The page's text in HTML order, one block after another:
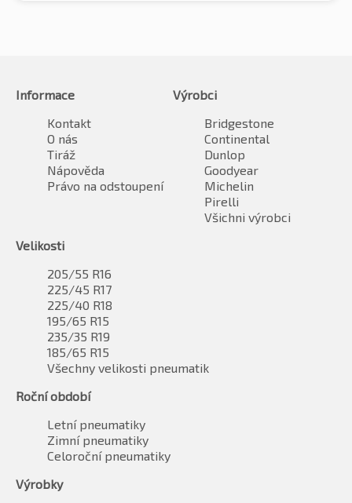
Informace
Kontakt
O nás
Tiráž
Nápověda
Právo na odstoupení
Výrobci
Bridgestone
Continental
Dunlop
Goodyear
Michelin
Pirelli
Všichni výrobci
Velikosti
205/55 R16
225/45 R17
225/40 R18
195/65 R15
235/35 R19
185/65 R15
Všechny velikosti pneumatik
Roční období
Letní pneumatiky
Zimní pneumatiky
Celoroční pneumatiky
Výrobky